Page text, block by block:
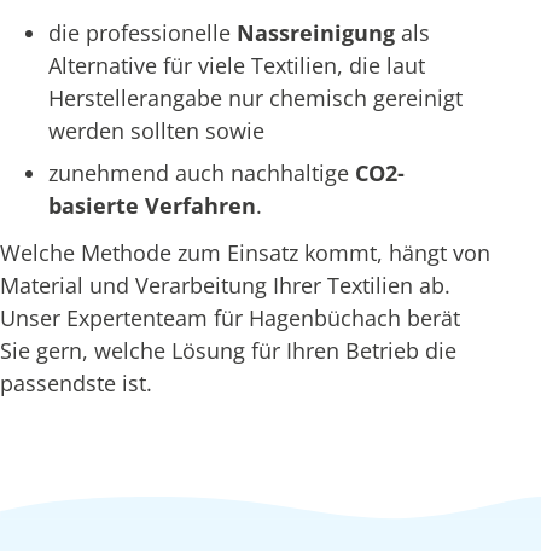
die professionelle Nassreinigung als
Alternative für viele Textilien, die laut
Herstellerangabe nur chemisch gereinigt
werden sollten sowie
zunehmend auch nachhaltige CO2-
basierte Verfahren.
Welche Methode zum Einsatz kommt, hängt von
Material und Verarbeitung Ihrer Textilien ab.
Unser Expertenteam für Hagenbüchach berät
Sie gern, welche Lösung für Ihren Betrieb die
passendste ist.